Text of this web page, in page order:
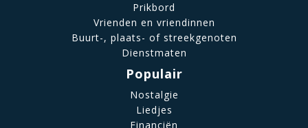
Prikbord
Vrienden en vriendinnen
Buurt-, plaats- of streekgenoten
Dienstmaten
Populair
Nostalgie
Liedjes
Financiën